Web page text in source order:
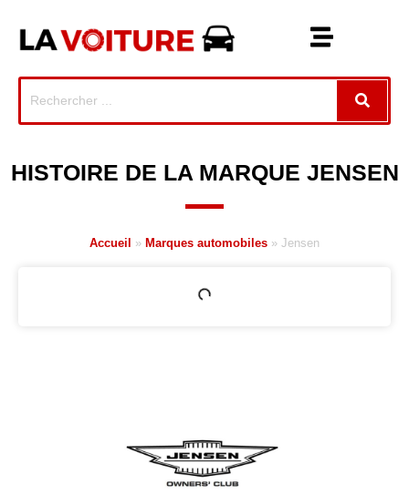
HISTOIRE DE LA MARQUE JENSEN
Accueil » Marques automobiles » Jensen